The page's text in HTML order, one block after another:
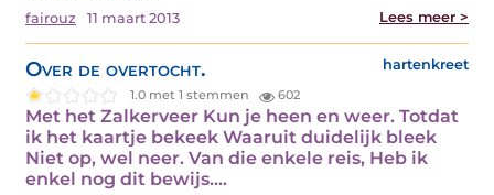
fairouz 11 maart 2013 Lees meer >
Over de overtocht. hartenkreet
1.0 met 1 stemmen 602
Met het Zalkerveer Kun je heen en weer. Totdat
ik het kaartje bekeek Waaruit duidelijk bleek
Niet op, wel neer. Van die enkele reis, Heb ik
enkel nog dit bewijs.…